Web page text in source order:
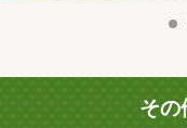
その